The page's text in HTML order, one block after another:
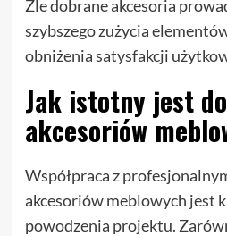
Źle dobrane akcesoria
szybszego zużycia
obniżenia satysfakcji
Jak istotny jest
akcesoriów
Współpraca z
akcesoriów meblowych jest
powodzenia projektu.